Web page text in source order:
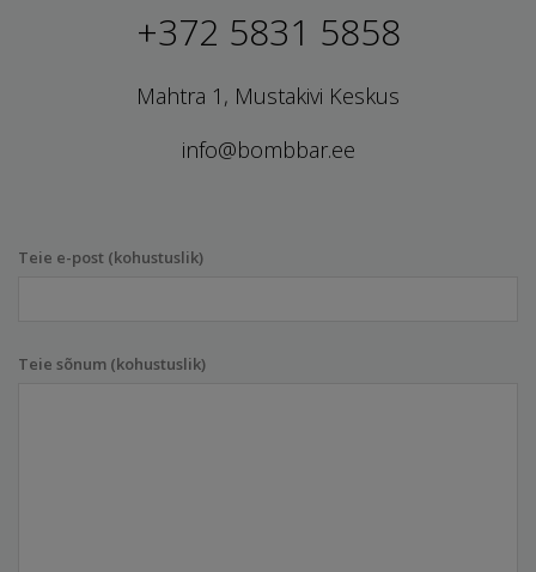
+372 5831 5858
Mahtra 1, Mustakivi Keskus
info@bombbar.ee
Teie e-post (kohustuslik)
Teie sõnum (kohustuslik)